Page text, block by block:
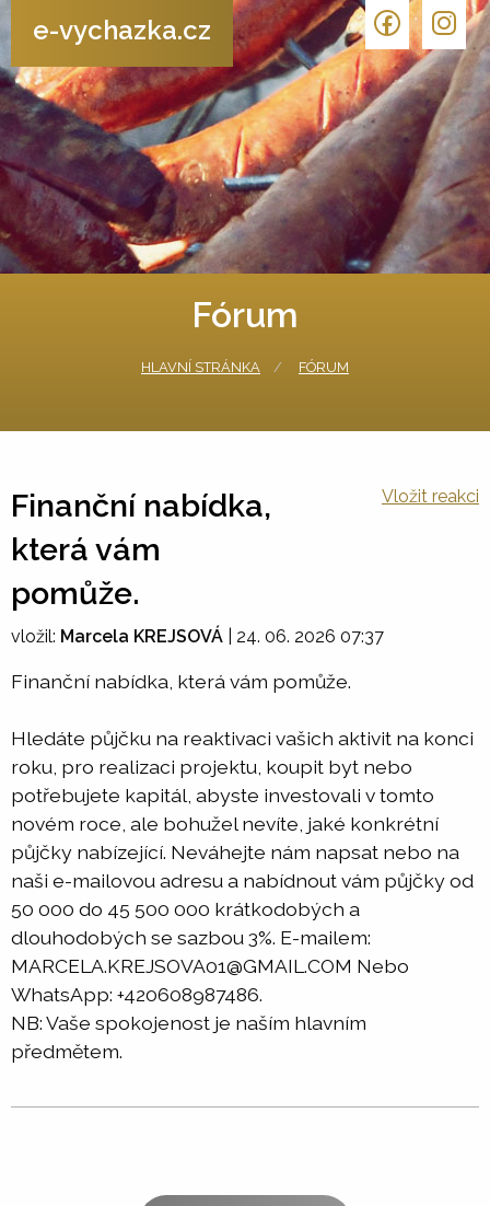
e-vychazka.cz
Fórum
HLAVNÍ STRÁNKA FÓRUM
Finanční nabídka,
která vám
pomůže.
Vložit reakci
vložil: Marcela KREJSOVÁ 24. 06. 2026 07:37
Finanční nabídka, která vám pomůže.
Hledáte půjčku na reaktivaci vašich aktivit na konci
roku, pro realizaci projektu, koupit byt nebo
potřebujete kapitál, abyste investovali v tomto
novém roce, ale bohužel nevíte, jaké konkrétní
půjčky nabízející. Neváhejte nám napsat nebo na
naši e-mailovou adresu a nabídnout vám půjčky od
50 000 do 45 500 000 krátkodobých a
dlouhodobých se sazbou 3%. E-mailem:
MARCELA.KREJSOVA01@GMAIL.COM Nebo
WhatsApp: +420608987486.
NB: Vaše spokojenost je naším hlavním
předmětem.